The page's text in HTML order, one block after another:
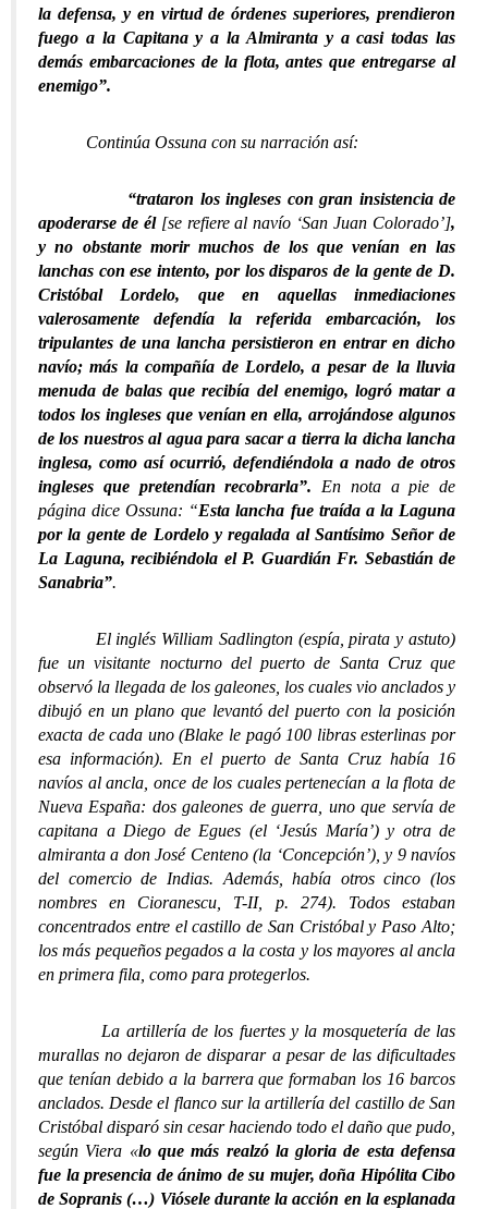
la defensa, y en virtud de órdenes superiores, prendieron
fuego a la Capitana y a la Almiranta y a casi todas las
demás embarcaciones de la flota, antes que entregarse al
enemigo”.
Continúa Ossuna con su narración así:
“trataron los ingleses con gran insistencia de
apoderarse de él [se refiere al navío ‘San Juan Colorado’],
y no obstante morir muchos de los que venían en las
lanchas con ese intento, por los disparos de la gente de D.
Cristóbal Lordelo, que en aquellas inmediaciones
valerosamente defendía la referida embarcación, los
tripulantes de una lancha persistieron en entrar en dicho
navío; más la compañía de Lordelo, a pesar de la lluvia
menuda de balas que recibía del enemigo, logró matar a
todos los ingleses que venían en ella, arrojándose algunos
de los nuestros al agua para sacar a tierra la dicha lancha
inglesa, como así ocurrió, defendiéndola a nado de otros
ingleses que pretendían recobrarla”. En nota a pie de
página dice Ossuna: “Esta lancha fue traída a la Laguna
por la gente de Lordelo y regalada al Santísimo Señor de
La Laguna, recibiéndola el P. Guardián Fr. Sebastián de
Sanabria”.
El inglés William Sadlington (espía, pirata y astuto)
fue un visitante nocturno del puerto de Santa Cruz que
observó la llegada de los galeones, los cuales vio anclados y
dibujó en un plano que levantó del puerto con la posición
exacta de cada uno (Blake le pagó 100 libras esterlinas por
esa información). En el puerto de Santa Cruz había 16
navíos al ancla, once de los cuales pertenecían a la flota de
Nueva España: dos galeones de guerra, uno que servía de
capitana a Diego de Egues (el ‘Jesús María’) y otra de
almiranta a don José Centeno (la ‘Concepción’), y 9 navíos
del comercio de Indias. Además, había otros cinco (los
nombres en Cioranescu, T-II, p. 274). Todos estaban
concentrados entre el castillo de San Cristóbal y Paso Alto;
los más pequeños pegados a la costa y los mayores al ancla
en primera fila, como para protegerlos.
La artillería de los fuertes y la mosquetería de las
murallas no dejaron de disparar a pesar de las dificultades
que tenían debido a la barrera que formaban los 16 barcos
anclados. Desde el flanco sur la artillería del castillo de San
Cristóbal disparó sin cesar haciendo todo el daño que pudo,
según Viera «lo que más realzó la gloria de esta defensa
fue la presencia de ánimo de su mujer, doña Hipólita Cibo
de Sopranis (…) Viósele durante la acción en la esplanada